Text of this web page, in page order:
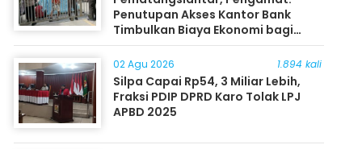
Penutupan Akses Kantor Bank
Timbulkan Biaya Ekonomi bagi
Masyarakat
02 Agu 2026 1.894 kali
Silpa Capai Rp54, 3 Miliar Lebih,
Fraksi PDIP DPRD Karo Tolak LPJ
APBD 2025